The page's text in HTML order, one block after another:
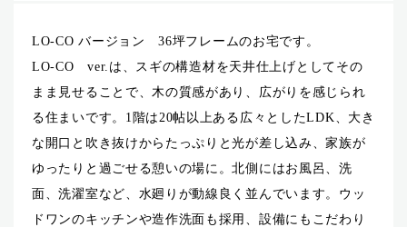
LO-CO バージョン 36坪フレームのお宅です。
LO-CO ver.は、スギの構造材を天井仕上げとしてその
まま見せることで、木の質感があり、広がりを感じられ
る住まいです。1階は20帖以上ある広々としたLDK、大き
な開口と吹き抜けからたっぷりと光が差し込み、家族が
ゆったりと過ごせる憩いの場に。北側にはお風呂、洗
面、洗濯室など、水廻りが動線良く並んでいます。ウッ
ドワンのキッチンや造作洗面も採用、設備にもこだわり